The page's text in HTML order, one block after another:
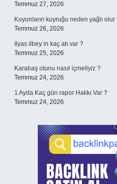
Temmuz 27, 2026
Koyunların kuyruğu neden yağlı olur
Temmuz 26, 2026
Ilyas ilbey in kaç atı var ?
Temmuz 25, 2026
Karabaş otunu nasıl içmeliyiz ?
Temmuz 24, 2026
1 Ayda Kaç gün rapor Hakkı Var ?
Temmuz 24, 2026